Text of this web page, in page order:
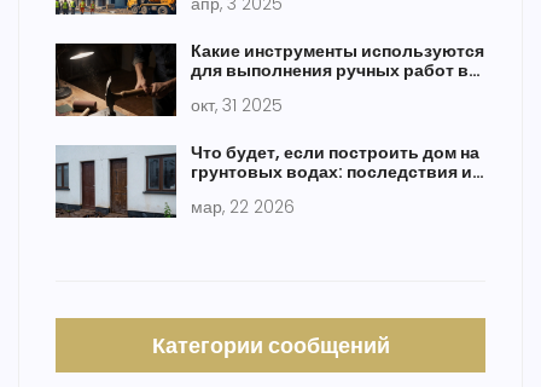
Какие инструменты используются
для выполнения ручных работ в
окт, 31 2025
Что будет, если построить дом на
грунтовых водах: последствия и
мар, 22 2026
Категории сообщений